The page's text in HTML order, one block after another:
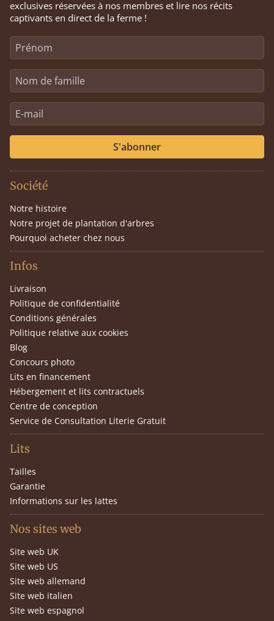
exclusives réservées à nos membres et lire nos récits
captivants en direct de la ferme !
S'abonner
Société
Notre histoire
Notre projet de plantation d'arbres
Pourquoi acheter chez nous
Infos
Livraison
Politique de confidentialité
Conditions générales
Politique relative aux cookies
Blog
Concours photo
Lits en financement
Hébergement et lits contractuels
Centre de conception
Service de Consultation Literie Gratuit
Lits
Tailles
Garantie
Informations sur les lattes
Nos sites web
Site web UK
Site web US
Site web allemand
Site web italien
Site web espagnol